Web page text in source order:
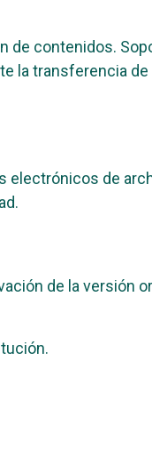
de contenidos.
la transferencia
electrónicos de
de la versión